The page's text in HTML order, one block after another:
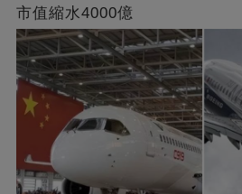
市值縮水4000億